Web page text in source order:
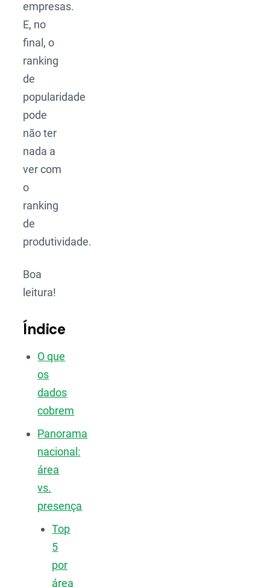
empresas.
E, no
final, o
ranking
de
popularidade
pode
não ter
nada a
ver com
o
ranking
de
produtividade.
Boa
leitura!
Índice
O que
os
dados
cobrem
Panorama
nacional:
área
vs.
presença
Top
5
por
área